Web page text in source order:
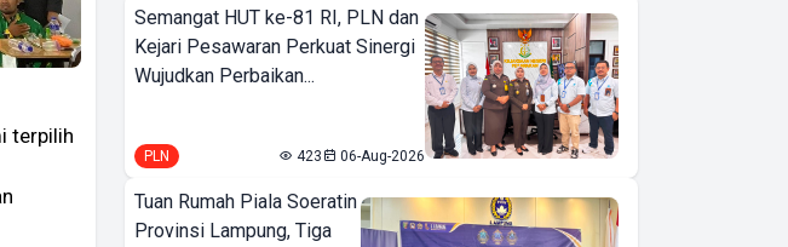
terpilih
Semangat HUT ke-81 RI, PLN dan
Kejari Pesawaran Perkuat Sinergi
Wujudkan Perbaikan...
PLN 423 06-Aug-2026
Tuan Rumah Piala Soeratin
Provinsi Lampung, Tiga